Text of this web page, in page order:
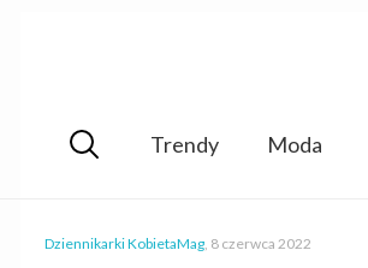
Trendy Moda
Dziennikarki KobietaMag, 8 czerwca 2022